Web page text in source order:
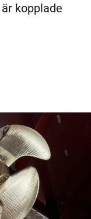
kopplade